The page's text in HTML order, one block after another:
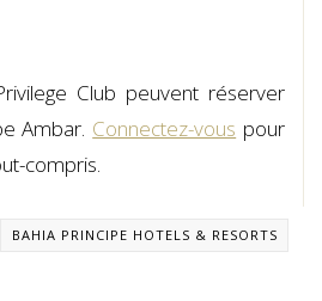
Club peuvent réserver
Ambar. Connectez-vous pour
compris.
BAHIA PRINCIPE HOTELS & RESORTS